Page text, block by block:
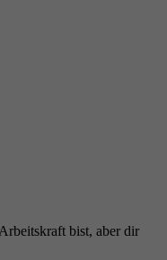
bist, aber dir